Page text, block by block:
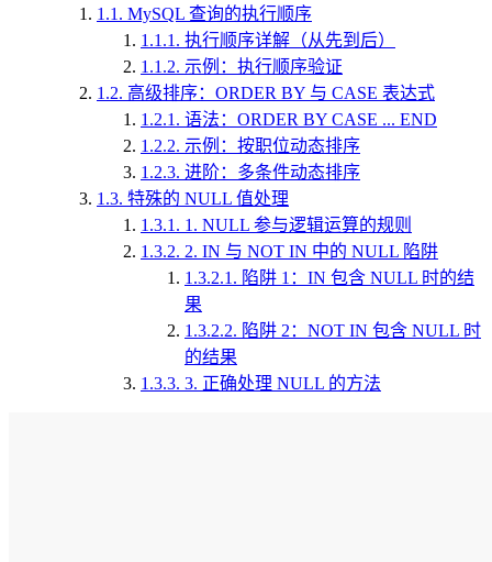
1.1. MySQL 查询的执行顺序
1.1.1. 执行顺序详解（从先到后）
1.1.2. 示例：执行顺序验证
1.2. 高级排序：ORDER BY 与 CASE 表达式
1.2.1. 语法：ORDER BY CASE ... END
1.2.2. 示例：按职位动态排序
1.2.3. 进阶：多条件动态排序
1.3. 特殊的 NULL 值处理
1.3.1. 1. NULL 参与逻辑运算的规则
1.3.2. 2. IN 与 NOT IN 中的 NULL 陷阱
1.3.2.1. 陷阱 1：IN 包含 NULL 时的结
果
1.3.2.2. 陷阱 2：NOT IN 包含 NULL 时
的结果
1.3.3. 3. 正确处理 NULL 的方法